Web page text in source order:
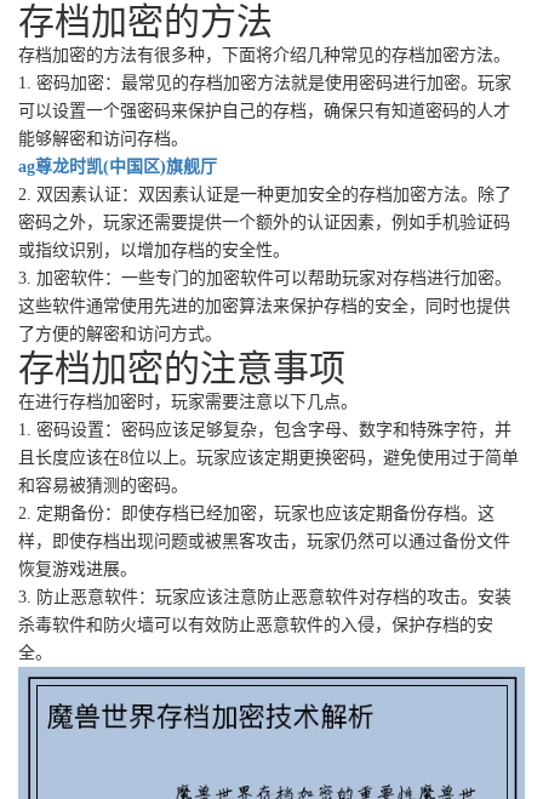
存档加密的方法
存档加密的方法有很多种，下面将介绍几种常见的存档加密方法。
1. 密码加密：最常见的存档加密方法就是使用密码进行加密。玩家
可以设置一个强密码来保护自己的存档，确保只有知道密码的人才
能够解密和访问存档。
ag尊龙时凯(中国区)旗舰厅
2. 双因素认证：双因素认证是一种更加安全的存档加密方法。除了
密码之外，玩家还需要提供一个额外的认证因素，例如手机验证码
或指纹识别，以增加存档的安全性。
3. 加密软件：一些专门的加密软件可以帮助玩家对存档进行加密。
这些软件通常使用先进的加密算法来保护存档的安全，同时也提供
了方便的解密和访问方式。
存档加密的注意事项
在进行存档加密时，玩家需要注意以下几点。
1. 密码设置：密码应该足够复杂，包含字母、数字和特殊字符，并
且长度应该在8位以上。玩家应该定期更换密码，避免使用过于简单
和容易被猜测的密码。
2. 定期备份：即使存档已经加密，玩家也应该定期备份存档。这
样，即使存档出现问题或被黑客攻击，玩家仍然可以通过备份文件
恢复游戏进展。
3. 防止恶意软件：玩家应该注意防止恶意软件对存档的攻击。安装
杀毒软件和防火墙可以有效防止恶意软件的入侵，保护存档的安
全。